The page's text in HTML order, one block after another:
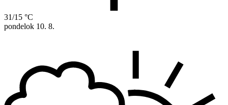
31/15 °C
pondelok 10. 8.